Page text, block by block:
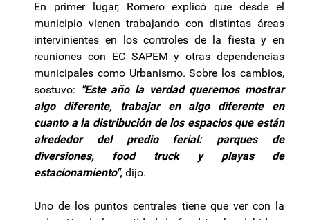
En primer lugar, Romero explicó que desde el
municipio vienen trabajando con distintas áreas
intervinientes en los controles de la fiesta y en
reuniones con EC SAPEM y otras dependencias
municipales como Urbanismo. Sobre los cambios,
sostuvo: "Este año la verdad queremos mostrar
algo diferente, trabajar en algo diferente en
cuanto a la distribución de los espacios que están
alrededor del predio ferial: parques de
diversiones, food truck y playas de
estacionamiento", dijo.
Uno de los puntos centrales tiene que ver con la